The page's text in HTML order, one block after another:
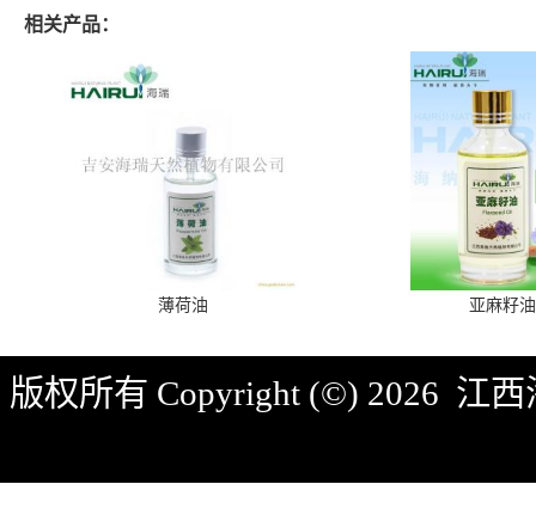
相关产品：
薄荷油 亚麻籽
版权所有 Copyright (©) 2026 江西